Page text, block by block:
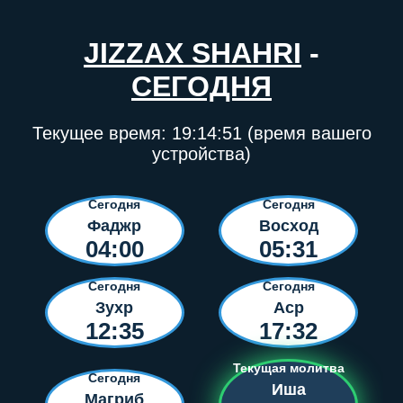
JIZZAX SHAHRI -
СЕГОДНЯ
Текущее время: 19:14:51 (время вашего
устройства)
Сегодня
Фаджр
04:00
Сегодня
Восход
05:31
Сегодня
Зухр
12:35
Сегодня
Аср
17:32
Сегодня
Текущая молитва
Иша